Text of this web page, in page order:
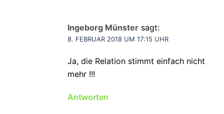
Ingeborg Münster sagt:
8. FEBRUAR 2018 UM 17:15 UHR
Ja, die Relation stimmt einfach nicht
mehr !!!
Antworten